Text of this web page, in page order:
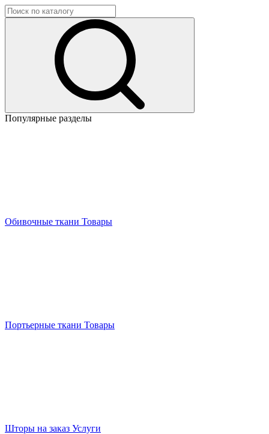
Популярные разделы
Обивочные ткани Товары
Портьерные ткани Товары
Шторы на заказ Услуги